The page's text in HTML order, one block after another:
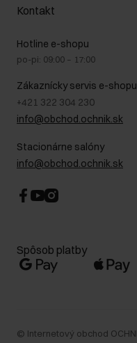
Vrátenie
Starostlivosť o kožu
Bezpečné nakupovanie
Blog
Najčastejšie kladené otázky
O nás
GDPR - Zásady ochrany
Právne informácie
Kontakt
Hotline e-shopu
po-pi: 09:00 – 17:00
Zákaznícky servis e-shopu
+421 322 304 230
info@obchod.ochnik.sk
Stacionárne salóny
info@obchod.ochnik.sk
Spôsob platby
© Internetový obchod